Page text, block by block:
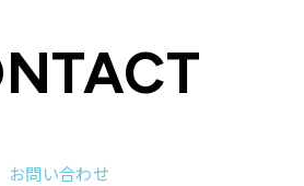
お問い合わせ